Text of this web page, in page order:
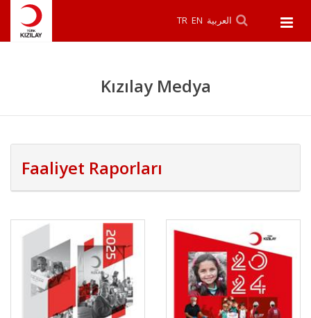
TR EN العربية
Kızılay Medya
Faaliyet Raporları